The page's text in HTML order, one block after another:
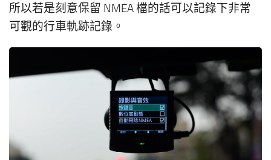
所以若是刻意保留 NMEA 檔的話可以記錄下非常
可觀的行車軌跡記錄。